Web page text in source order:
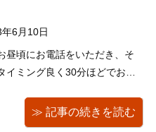
6月10日
昼頃にお電話をいただき、そ
イミング良く30分ほどでお宅
日中、もしくは今から来て欲し
たお客様からのご依頼もよく
≫ 記事の続きを読む